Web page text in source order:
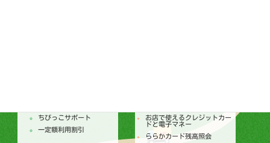
ちびっこサポート
一定額利用割引
お店で使えるクレジットカー
ドと電子マネー
ららかカード残高照会